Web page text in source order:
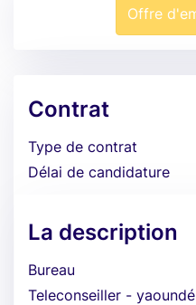
Offre
Contrat
Type de contrat
Délai de candidature
La description
Bureau
Teleconseiller - yaoundé